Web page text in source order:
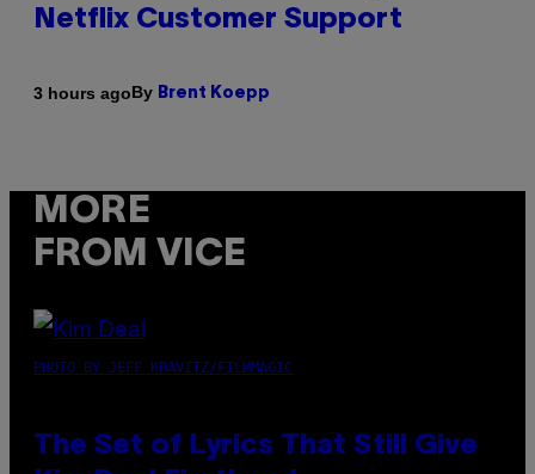
Netflix Customer Support
3 hours agoBy Brent Koepp
MORE
FROM VICE
PHOTO BY JEFF KRAVITZ/FILMMAGIC
The Set of Lyrics That Still Give